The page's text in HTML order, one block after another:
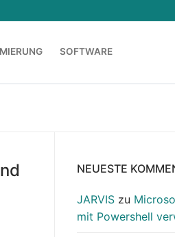
SOFTWARE
NEUESTE
JARVIS zu
mit Powershell